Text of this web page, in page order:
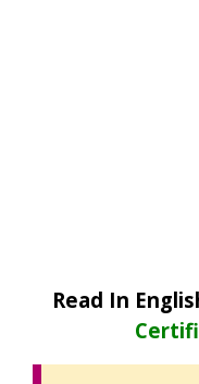
Read In